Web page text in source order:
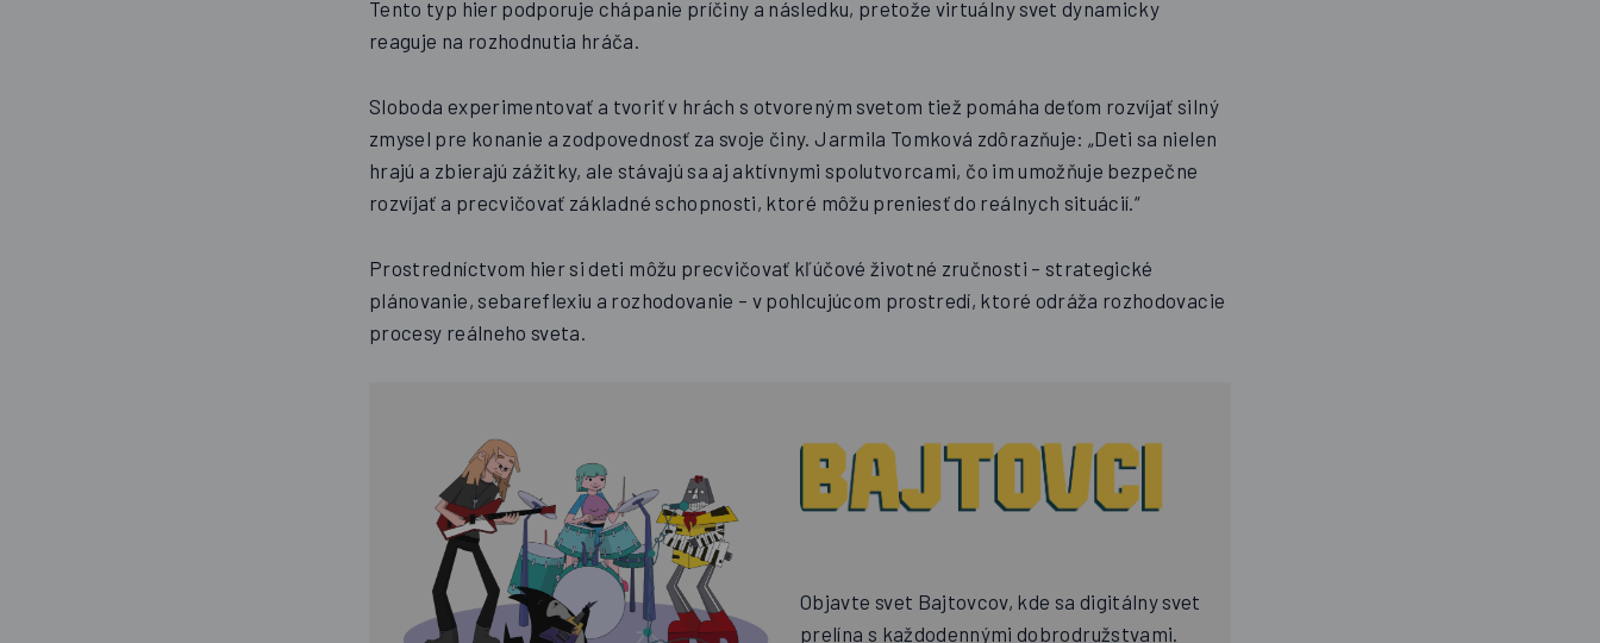
Tento typ hier podporuje chápanie príčiny a následku, pretože virtuálny svet dynamicky
reaguje na rozhodnutia hráča.
Sloboda experimentovať a tvoriť v hrách s otvoreným svetom tiež pomáha deťom rozvíjať silný
zmysel pre konanie a zodpovednosť za svoje činy. Jarmila Tomková zdôrazňuje: „Deti sa nielen
hrajú a zbierajú zážitky, ale stávajú sa aj aktívnymi spolutvorcami, čo im umožňuje bezpečne
rozvíjať a precvičovať základné schopnosti, ktoré môžu preniesť do reálnych situácií.“
Prostredníctvom hier si deti môžu precvičovať kľúčové životné zručnosti – strategické
plánovanie, sebareflexiu a rozhodovanie – v pohlcujúcom prostredí, ktoré odráža rozhodovacie
procesy reálneho sveta.
Objavte svet Bajtovcov, kde sa digitálny svet
prelína s každodennými dobrodružstvami.